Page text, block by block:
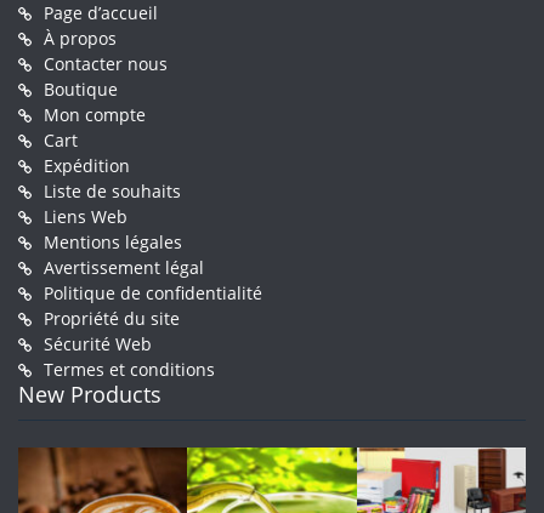
Page d’accueil
À propos
Contacter nous
Boutique
Mon compte
Cart
Expédition
Liste de souhaits
Liens Web
Mentions légales
Avertissement légal
Politique de confidentialité
Propriété du site
Sécurité Web
Termes et conditions
New Products